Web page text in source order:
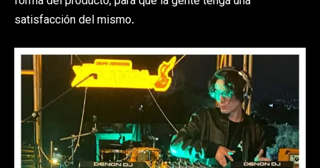
satisfacción del mismo.